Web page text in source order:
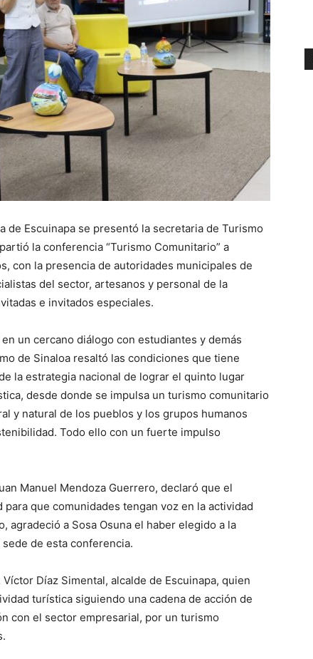
de Escuinapa se presentó la secretaria de Turismo
la conferencia “Turismo Comunitario” a
con la presencia de autoridades municipales de
del sector, artesanos y personal de la
e invitados especiales.
un cercano diálogo con estudiantes y demás
de Sinaloa resaltó las condiciones que tiene
la estrategia nacional de lograr el quinto lugar
desde donde se impulsa un turismo comunitario
y natural de los pueblos y los grupos humanos
Todo ello con un fuerte impulso
Manuel Mendoza Guerrero, declaró que el
que comunidades tengan voz en la actividad
agradeció a Sosa Osuna el haber elegido a la
de esta conferencia.
Díaz Simental, alcalde de Escuinapa, quien
turística siguiendo una cadena de acción de
con el sector empresarial, por un turismo